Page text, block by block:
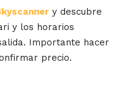
y descubre
y los horarios
Importante hacer
precio.